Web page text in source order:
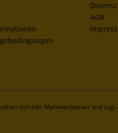
AGB
sich inkl. Mehrwertsteuer und